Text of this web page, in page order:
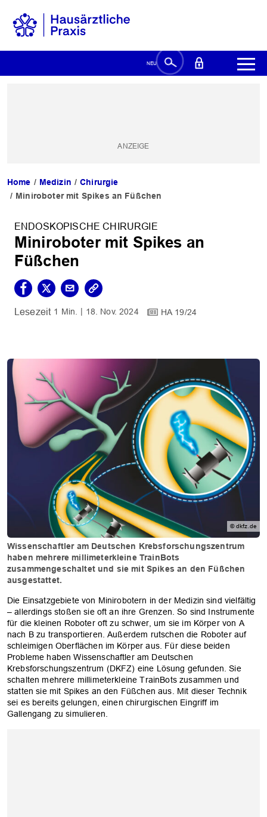
Home Medizin
Chirurgie
Miniroboter mit Spikes an Füßchen
ENDOSKOPISCHE CHIRURGIE
Miniroboter mit Spikes an
Füßchen
1 Min. 18. Nov. 2024 HA 19/24
© dkfz.de
Wissenschaftler am Deutschen Krebsforschungszentrum
haben mehrere millimeterkleine TrainBots
zusammengeschaltet und sie mit Spikes an den Füßchen
ausgestattet.
Die Einsatzgebiete von Minirobotern in der Medizin sind vielfältig
– allerdings stoßen sie oft an ihre Grenzen. So sind Instrumente
für die kleinen Roboter oft zu schwer, um sie im Körper von A
nach B zu transportieren. Außerdem rutschen die Roboter auf
schleimigen Oberflächen im Körper aus. Für diese beiden
Probleme haben Wissenschaftler am Deutschen
Krebsforschungszentrum (DKFZ) eine Lösung gefunden. Sie
schalten mehrere millimeterkleine TrainBots zusammen und
statten sie mit Spikes an den Füßchen aus. Mit dieser Technik
sei es bereits gelungen, einen chirurgischen Eingriff im
Gallengang zu simulieren.